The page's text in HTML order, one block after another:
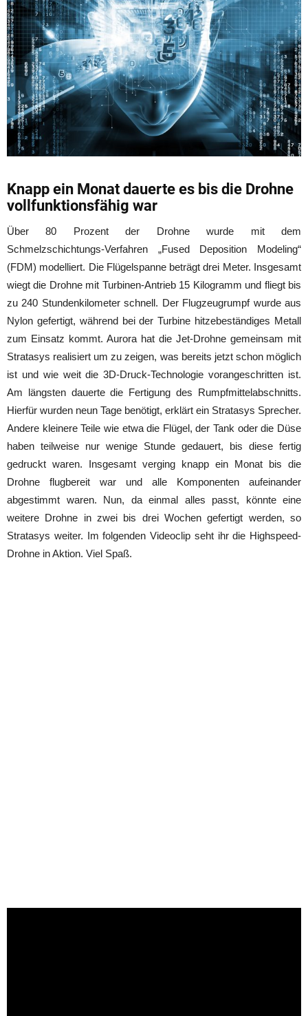
Knapp ein Monat dauerte es bis die Drohne
vollfunktionsfähig war
Über 80 Prozent der Drohne wurde mit dem
Schmelzschichtungs-Verfahren „Fused Deposition Modeling“
(FDM) modelliert. Die Flügelspanne beträgt drei Meter. Insgesamt
wiegt die Drohne mit Turbinen-Antrieb 15 Kilogramm und fliegt bis
zu 240 Stundenkilometer schnell. Der Flugzeugrumpf wurde aus
Nylon gefertigt, während bei der Turbine hitzebeständiges Metall
zum Einsatz kommt. Aurora hat die Jet-Drohne gemeinsam mit
Stratasys realisiert um zu zeigen, was bereits jetzt schon möglich
ist und wie weit die 3D-Druck-Technologie vorangeschritten ist.
Am längsten dauerte die Fertigung des Rumpfmittelabschnitts.
Hierfür wurden neun Tage benötigt, erklärt ein Stratasys Sprecher.
Andere kleinere Teile wie etwa die Flügel, der Tank oder die Düse
haben teilweise nur wenige Stunde gedauert, bis diese fertig
gedruckt waren. Insgesamt verging knapp ein Monat bis die
Drohne flugbereit war und alle Komponenten aufeinander
abgestimmt waren. Nun, da einmal alles passt, könnte eine
weitere Drohne in zwei bis drei Wochen gefertigt werden, so
Stratasys weiter. Im folgenden Videoclip seht ihr die Highspeed-
Drohne in Aktion. Viel Spaß.